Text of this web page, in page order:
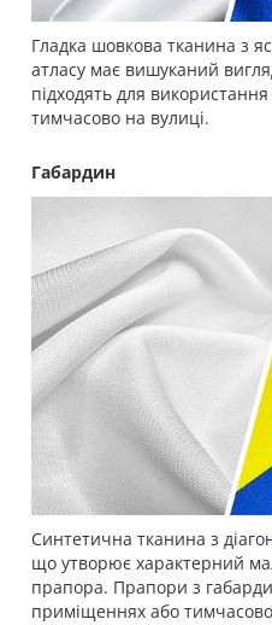
Гладка шовкова тканина з
атласу має вишуканий
підходять для
тимчасово на вулиці.
Габардин
Синтетична тканина з
що утворює характерний
прапора. Прапори з
приміщеннях або